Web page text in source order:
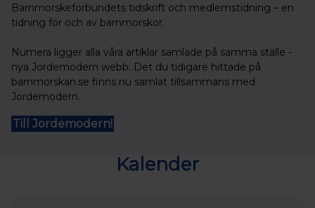
Barnmorskeförbundets tidskrift och medlemstidning – en
tidning för och av barnmorskor.
Numera ligger alla våra artiklar samlade på samma ställe -
nya Jordemodern webb. Det du tidigare hittade på
barnmorskan.se finns nu samlat tillsammans med
Jordemodern.
Till Jordemodern!
Kalender